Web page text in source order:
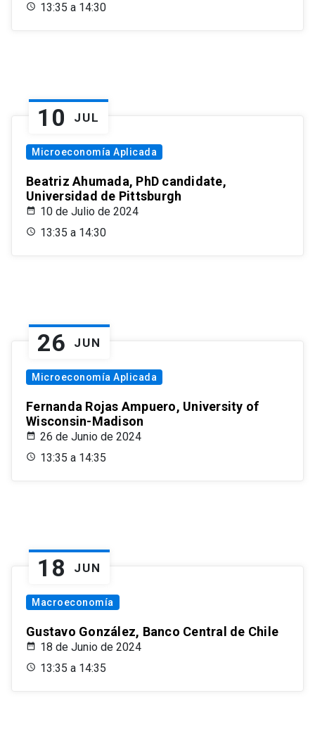
13:35 a 14:30
10 JUL
Microeconomía Aplicada
Beatriz Ahumada, PhD candidate,
Universidad de Pittsburgh
10 de Julio de 2024
13:35 a 14:30
26 JUN
Microeconomía Aplicada
Fernanda Rojas Ampuero, University of
Wisconsin-Madison
26 de Junio de 2024
13:35 a 14:35
18 JUN
Macroeconomía
Gustavo González, Banco Central de Chile
18 de Junio de 2024
13:35 a 14:35